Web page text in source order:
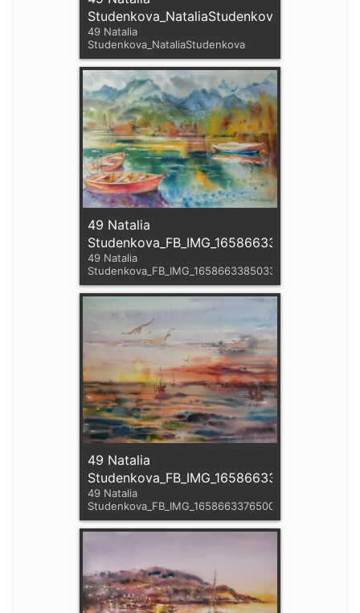
Studenkova_NataliaStudenkova
49 Natalia
Studenkova_NataliaStudenkova
49 Natalia
Studenkova_FB_IMG_1658663385033
49 Natalia
Studenkova_FB_IMG_1658663385033
49 Natalia
Studenkova_FB_IMG_1658663376500
49 Natalia
Studenkova_FB_IMG_1658663376500